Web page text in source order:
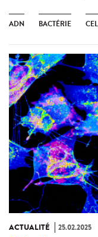
ADN BACTÉRIE
ACTUALITÉ 25.02.2025